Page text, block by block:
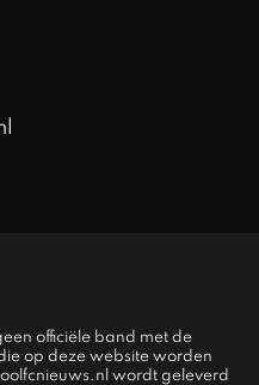
officiële band met de
op deze website worden
wordt geleverd